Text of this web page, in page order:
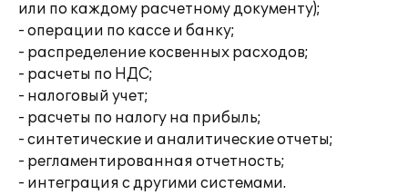
или по каждому расчетному документу);
- операции по кассе и банку;
- распределение косвенных расходов;
- расчеты по НДС;
- налоговый учет;
- расчеты по налогу на прибыль;
- синтетические и аналитические отчеты;
- регламентированная отчетность;
- интеграция с другими системами.